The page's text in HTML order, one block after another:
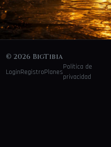
© 2026 BigTibia
LoginRegistroPlanes
Política de
privacidad